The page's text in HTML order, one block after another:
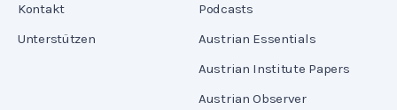
Kontakt
Unterstützen
Podcasts
Austrian Essentials
Austrian Institute Papers
Austrian Observer